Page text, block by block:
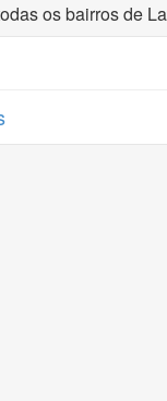
os bairros de